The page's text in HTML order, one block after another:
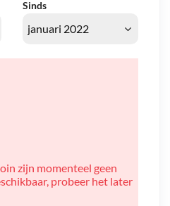
Sinds
zijn momenteel geen
probeer het later